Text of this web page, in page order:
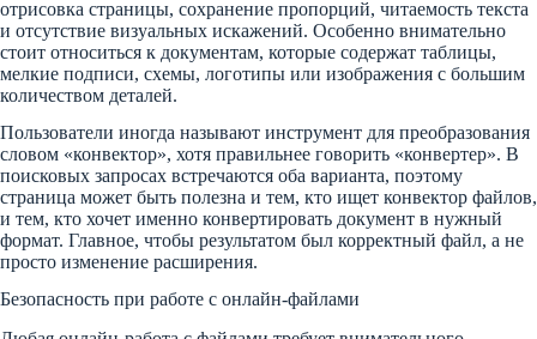
отрисовка страницы, сохранение пропорций, читаемость текста
и отсутствие визуальных искажений. Особенно внимательно
стоит относиться к документам, которые содержат таблицы,
мелкие подписи, схемы, логотипы или изображения с большим
количеством деталей.
Пользователи иногда называют инструмент для преобразования
словом «конвектор», хотя правильнее говорить «конвертер». В
поисковых запросах встречаются оба варианта, поэтому
страница может быть полезна и тем, кто ищет конвектор файлов,
и тем, кто хочет именно конвертировать документ в нужный
формат. Главное, чтобы результатом был корректный файл, а не
просто изменение расширения.
Безопасность при работе с онлайн-файлами